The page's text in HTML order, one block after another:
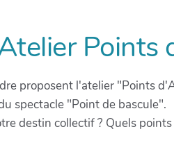
proposent l'atelier "Points
spectacle "Point de bascule".
destin collectif ? Quels